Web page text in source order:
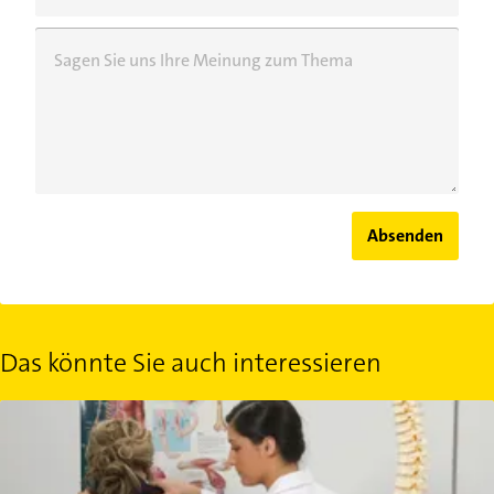
Sagen Sie uns Ihre Meinung zum Thema
Absenden
Das könnte Sie auch interessieren
Amyotrophe Lateralsklerose (ALS): Symptome und Verlauf der